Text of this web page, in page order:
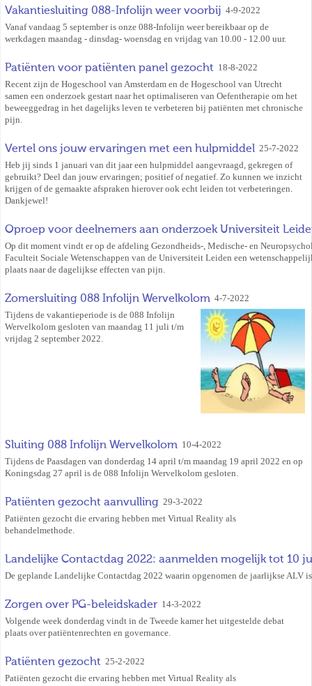
Vakantiesluiting 088-Infolijn weer voorbij 4-9-2022
Vanaf vandaag 5 september is onze 088-Infolijn weer bereikbaar op de
werkdagen maandag - dinsdag- woensdag en vrijdag van 10.00 - 12.00 uur.
Patiënten voor patiënten panel gezocht 18-8-2022
Recent zijn de Hogeschool van Amsterdam en de Hogeschool van Utrecht
samen een onderzoek gestart naar het optimaliseren van Oefentherapie om het
beweeggedrag in het dagelijks leven te verbeteren bij patiënten met chronische
pijn.
Vertel ons jouw ervaringen met een hulpmiddel 25-7-2022
Heb jij sinds 1 januari van dit jaar een hulpmiddel aangevraagd, gekregen of
gebruikt? Deel dan jouw ervaringen; positief of negatief. Zo kunnen we inzicht
krijgen of de gemaakte afspraken hierover ook echt leiden tot verbeteringen.
Dankjewel!
Oproep voor deelnemers aan onderzoek Universiteit
Op dit moment vindt er op de afdeling Gezondheids-, Medische- en
Faculteit Sociale Wetenschappen van de Universiteit Leiden een
plaats naar de dagelijkse effecten van pijn.
Zomersluiting 088 Infolijn Wervelkolom 4-7-2022
Tijdens de vakantieperiode is de 088 Infolijn
Wervelkolom gesloten van maandag 11 juli t/m
vrijdag 2 september 2022.
Sluiting 088 Infolijn Wervelkolom 10-4-2022
Tijdens de Paasdagen van donderdag 14 april t/m maandag 19 april 2022 en op
Koningsdag 27 april is de 088 Infolijn Wervelkolom gesloten.
Patiënten gezocht aanvulling 29-3-2022
Patiënten gezocht die ervaring hebben met Virtual Reality als
behandelmethode.
Landelijke Contactdag 2022: aanmelden mogelijk tot 10
De geplande Landelijke Contactdag 2022 waarin opgenomen de jaarlijkse ALV
Zorgen over PG-beleidskader 14-3-2022
Volgende week donderdag vindt in de Tweede kamer het uitgestelde debat
plaats over patiëntenrechten en governance.
Patiënten gezocht 25-2-2022
Patiënten gezocht die ervaring hebben met Virtual Reality als